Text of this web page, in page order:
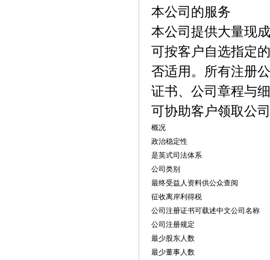
本公司的服务
本公司提供大量现
可按客户自选指定
否适用。所有注册
证书、公司章程与
可协助客户领取公
概况
政治稳定性
是英式司法体系
公司类别
最终受益人资料供公众查阅
征收离岸利得税
公司注册证书可载述中文公司名称
公司注册规定
最少股东人数
最少董事人数